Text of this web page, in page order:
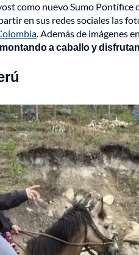
como nuevo Sumo Pontífice
en sus redes sociales las
. Además de imágenes
montando a caballo y